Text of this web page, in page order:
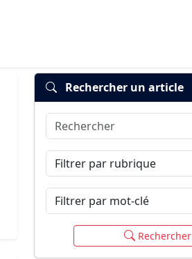
Rechercher un article
Rechercher
Filtrer par rubrique
Filtrer par mot-clé
Rechercher